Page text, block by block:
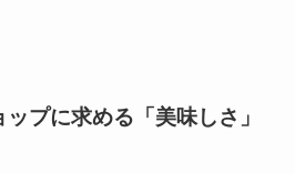
プに求める「美味しさ」